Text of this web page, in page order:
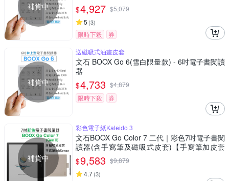
補貨中
$4,927 $5,079
5 (3)
限時下殺 券
補貨中
送磁吸式油畫皮套
文石 BOOX Go 6(雪白限量款) - 6吋電子書閱讀
器
$4,733 $4,879
限時下殺
券
補貨中
彩色電子紙Kaleido 3
文石BOOX Go Color 7 二代｜彩色7吋電子書閱
讀器(含手寫筆及磁吸式皮套)【手寫筆加皮套
組】
$9,583 $9,879
4.7(3)